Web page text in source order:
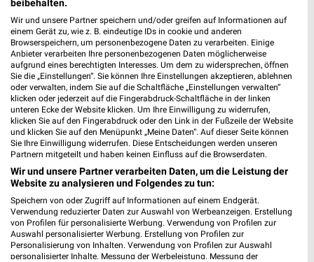
EDEKA Huber Moosburg
Thalbacherstraße 97
85368 Moosburg
Heute 07:30 - 20:00 Uhr | Geöffnet
8,37 km • Angebote: 1 Prospekt
beibehalten.
Wir und unsere Partner speichern und/oder greifen auf Informationen auf
einem Gerät zu, wie z. B. eindeutige IDs in cookie und anderen
Browserspeichern, um personenbezogene Daten zu verarbeiten. Einige
Anbieter verarbeiten Ihre personenbezogenen Daten möglicherweise
aufgrund eines berechtigten Interesses. Um dem zu widersprechen, öffnen
Sie die „Einstellungen“. Sie können Ihre Einstellungen akzeptieren, ablehnen
oder verwalten, indem Sie auf die Schaltfläche „Einstellungen verwalten“
klicken oder jederzeit auf die Fingerabdruck-Schaltfläche in der linken
unteren Ecke der Website klicken. Um Ihre Einwilligung zu widerrufen,
klicken Sie auf den Fingerabdruck oder den Link in der Fußzeile der Website
und klicken Sie auf den Menüpunkt „Meine Daten“. Auf dieser Seite können
Sie Ihre Einwilligung widerrufen. Diese Entscheidungen werden unseren
Partnern mitgeteilt und haben keinen Einfluss auf die Browserdaten.
Wir und unsere Partner verarbeiten Daten, um die Leistung der
Website zu analysieren und Folgendes zu tun:
Speichern von oder Zugriff auf Informationen auf einem Endgerät.
Verwendung reduzierter Daten zur Auswahl von Werbeanzeigen. Erstellung
von Profilen für personalisierte Werbung. Verwendung von Profilen zur
Auswahl personalisierter Werbung. Erstellung von Profilen zur
Personalisierung von Inhalten. Verwendung von Profilen zur Auswahl
personalisierter Inhalte. Messung der Werbeleistung. Messung der